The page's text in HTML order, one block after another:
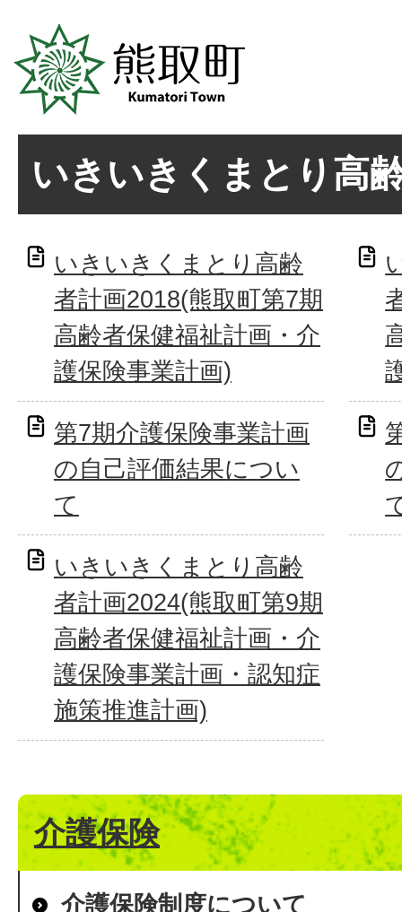
いきいきくまとり高
いきいきくまとり高齢
者計画2018(熊取町第7期
高齢者保健福祉計画・介
護保険事業計画)
第7期介護保険事業計画
の自己評価結果につい
て
いきいきくまとり高齢
者計画2024(熊取町第9期
高齢者保健福祉計画・介
護保険事業計画・認知症
施策推進計画)
介護保険
介護保険制度について